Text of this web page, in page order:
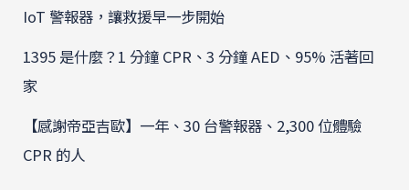
IoT 警報器，讓救援早一步開始
1395 是什麼？1 分鐘 CPR、3 分鐘 AED、95% 活著回
家
【感謝帝亞吉歐】一年、30 台警報器、2,300 位體驗
CPR 的人